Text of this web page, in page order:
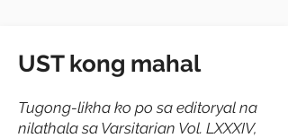
UST kong mahal
Tugong-likha ko po sa editoryal na
nilathala sa Varsitarian Vol. LXXXIV,